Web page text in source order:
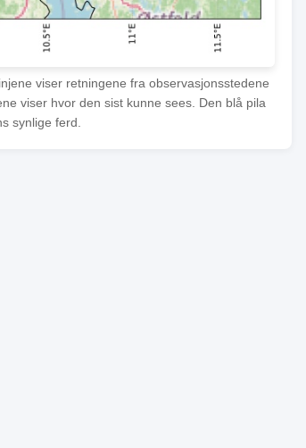
viser retningene fra observasjonsstedene
viser hvor den sist kunne sees. Den blå pila
synlige ferd.